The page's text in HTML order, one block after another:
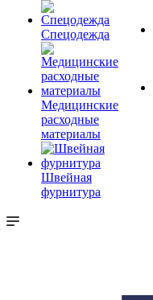
Спецодежда
Медицинские
расходные
материалы
Швейная
фурнитура